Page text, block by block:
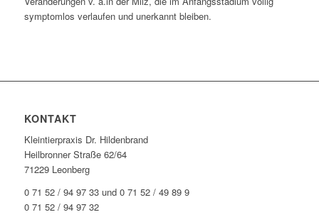
symptomlos verlaufen und unerkannt bleiben.
KONTAKT
Kleintierpraxis Dr. Hildenbrand
Heilbronner Straße 62/64
71229 Leonberg
0 71 52 / 94 97 33 und 0 71 52 / 49 89 9
0 71 52 / 94 97 32